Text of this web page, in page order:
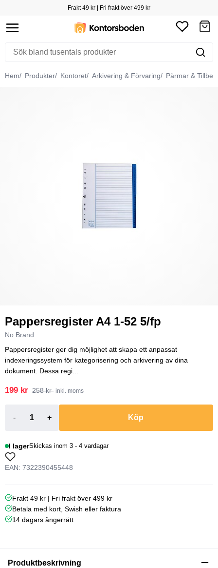
Frakt 49 kr | Fri frakt över 499 kr
Hem Produkter Kontoret Arkivering & Förvaring Pärmar &
Pappersregister A4 1-52 5/fp
No Brand
Pappersregister ger dig möjlighet att skapa ett anpassat
indexeringssystem för kategorisering och arkivering av dina
dokument. Dessa regi...
199 kr 258 kr inkl. moms
- + Köp
I lagerSkickas inom 3 - 4 vardagar
EAN: 7322390455448
Frakt 49 kr | Fri frakt över 499 kr
Betala med kort, Swish eller faktura
14 dagars ångerrätt
Produktbeskrivning